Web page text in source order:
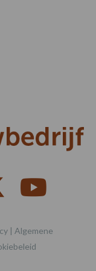
| Algemene